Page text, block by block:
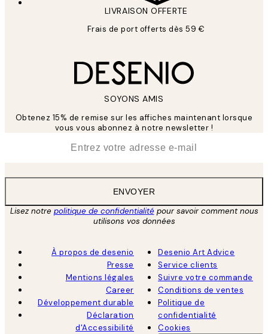
LIVRAISON OFFERTE
Frais de port offerts dès 59 €
SOYONS AMIS
Obtenez 15% de remise sur les affiches maintenant lorsque
vous vous abonnez à notre newsletter !
ENVOYER
Lisez notre politique de confidentialitépour savoir comment nous
utilisons vos données
À propos de desenio
Presse
Mentions légales
Career
Développement durable
Déclaration
d'Accessibilité
Desenio Art Advice
Service clients
Suivre votre commande
Conditions de ventes
Politique de
confidentialité
Cookies